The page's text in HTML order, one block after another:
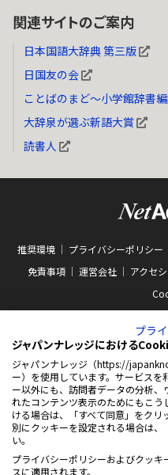
関連サイトのご案内
日本国語大辞典 第三版
日国友の会
ことばのまど～小学館辞書
大辞泉が選ぶ新語大賞
読書人
推奨環境 プライバシーポリシー
免責事項
運営会社 アクセ
ABJマークは、この電子書店・電子
ツ使用許諾を得た正規版配信サー
10981000号）です。ABJマークの詳
覧はこちらをご覧ください。
https://
© 2001-2026
プラ
ジャパンナレッジにおける
ジャパンナレッジ（https://
ー）を使用しています。サービス
ー以外にも、訪問者データの分析
れたコンテンツ表示のためにもこ
ける場合は、「すべて同意」をク
別にクッキーを設定される場合は
い。
プライバシーポリシーおよびクッ
スに適用されます。